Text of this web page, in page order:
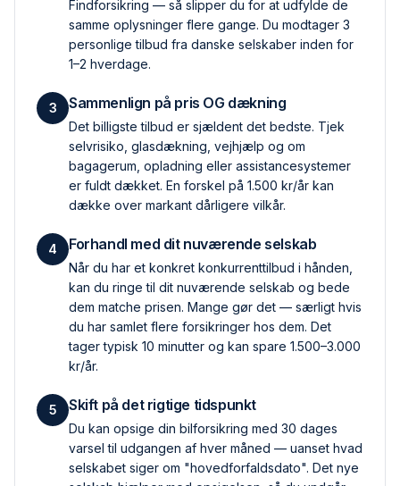
Findforsikring — så slipper du for at udfylde de
samme oplysninger flere gange. Du modtager 3
personlige tilbud fra danske selskaber inden for
1–2 hverdage.
3 Sammenlign på pris OG dækning
Det billigste tilbud er sjældent det bedste. Tjek
selvrisiko, glas­dækning, vejhjælp og om
bagagerum, opladning eller assistance­systemer
er fuldt dækket. En forskel på 1.500 kr/år kan
dække over markant dårligere vilkår.
4 Forhandl med dit nuværende selskab
Når du har et konkret konkurrent­tilbud i hånden,
kan du ringe til dit nuværende selskab og bede
dem matche prisen. Mange gør det — særligt hvis
du har samlet flere forsikringer hos dem. Det
tager typisk 10 minutter og kan spare 1.500–3.000
kr/år.
5 Skift på det rigtige tidspunkt
Du kan opsige din bilforsikring med 30 dages
varsel til udgangen af hver måned — uanset hvad
selskabet siger om "hovedforfaldsdato". Det nye